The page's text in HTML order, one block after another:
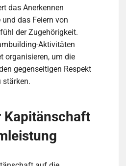
das Anerkennen
das Feiern von
der Zugehörigkeit.
Aktivitäten
organisieren, um die
gegenseitigen Respekt
stärken.
Kapitänschaft